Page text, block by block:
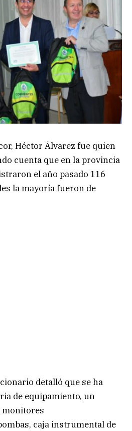
Héctor Álvarez fue quien
cuenta que en la provincia
el año pasado 116
la mayoría fueron de
detalló que se ha
de equipamiento, un
monitores
caja instrumental de